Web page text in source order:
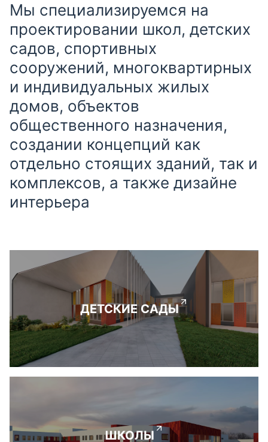
Мы специализируемся на
проектировании школ, детских
садов, спортивных
сооружений, многоквартирных
и индивидуальных жилых
домов, объектов
общественного назначения,
создании концепций как
отдельно стоящих зданий, так и
комплексов, а также дизайне
интерьера
ДЕТСКИЕ САДЫ
ШКОЛЫ